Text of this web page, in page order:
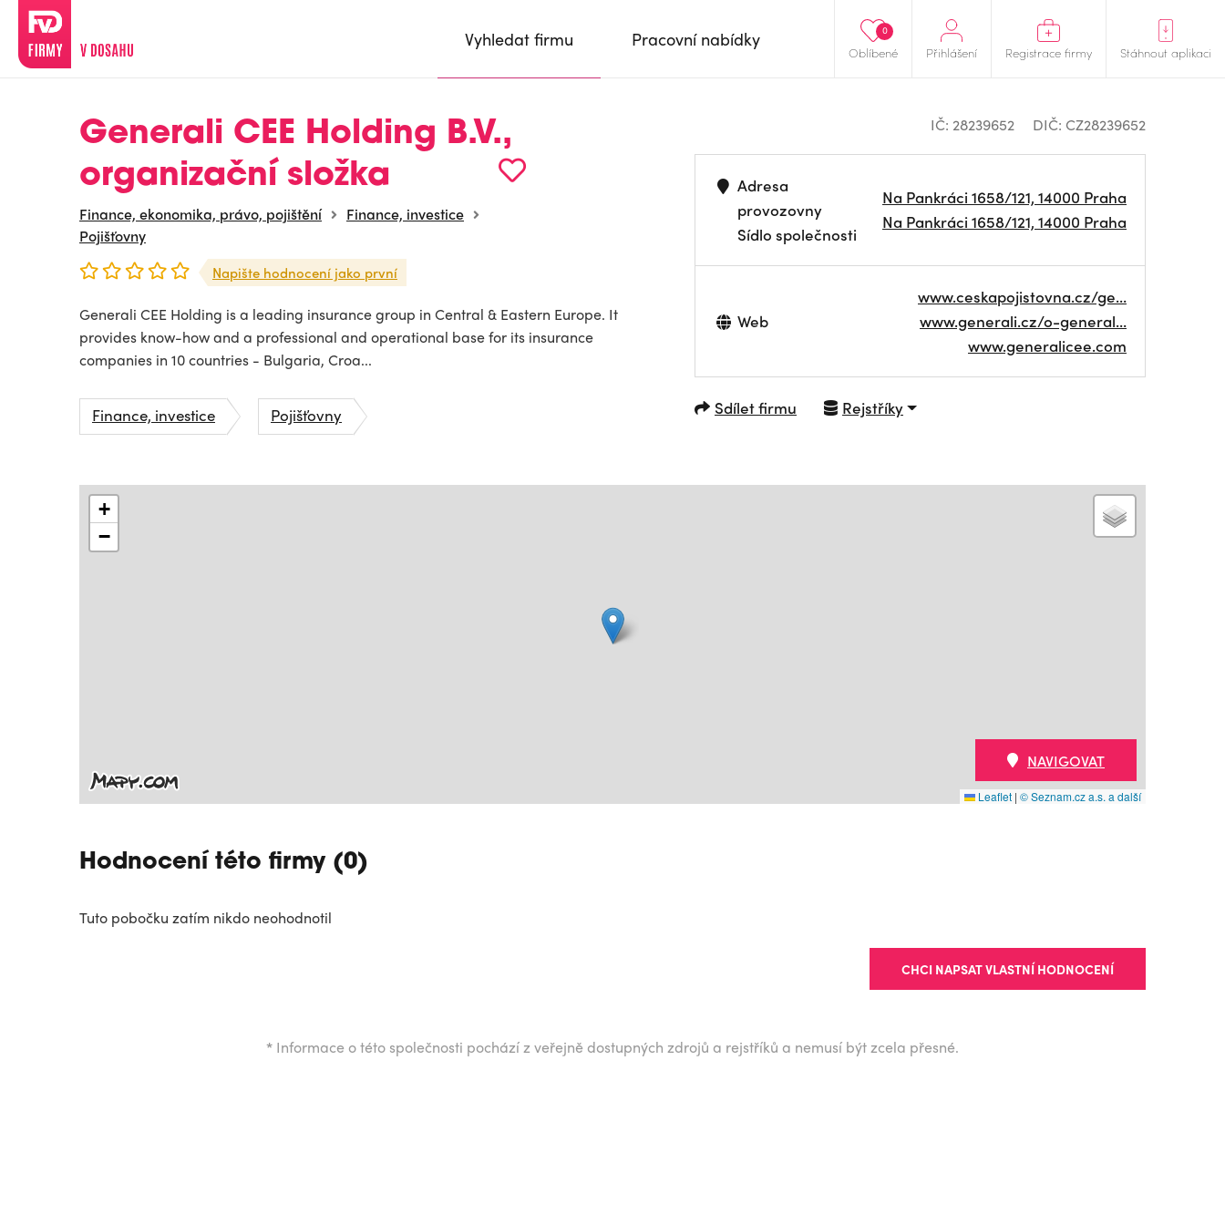
Oblíbené
0
Přihlášení Registrace firmy Stáhnout aplikaci
Vyhledat firmu Pracovní nabídky
Generali CEE Holding B.V.,
organizační složka
Finance, ekonomika, právo, pojištění
Finance, investice
Pojišťovny
Napište hodnocení jako první
Generali CEE Holding is a leading insurance group in Central & Eastern Europe. It
provides know-how and a professional and operational base for its insurance
companies in 10 countries - Bulgaria, Croa...
Finance, investice Pojišťovny
IČ: 28239652 DIČ: CZ28239652
Adresa
provozovny
Sídlo společnosti
Na Pankráci 1658/121, 14000 Praha
Na Pankráci 1658/121, 14000 Praha
Web
www.ceskapojistovna.cz/ge…
www.generali.cz/o-general…
www.generalicee.com
Sdílet firmu Rejstříky
+
−
Leaflet | © Seznam.cz a.s. a další
NAVIGOVAT
Hodnocení této firmy (0)
Tuto pobočku zatím nikdo neohodnotil
CHCI NAPSAT VLASTNÍ HODNOCENÍ
* Informace o této společnosti pochází z veřejně dostupných zdrojů a rejstříků a nemusí být zcela přesné.